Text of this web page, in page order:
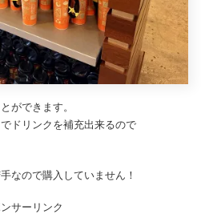
ができます。
ドリンクを補充出来るので
なので購入していません！
サーリンク